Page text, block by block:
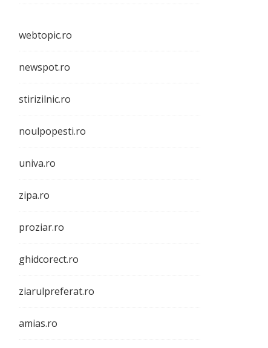
webtopic.ro
newspot.ro
stirizilnic.ro
noulpopesti.ro
univa.ro
zipa.ro
proziar.ro
ghidcorect.ro
ziarulpreferat.ro
amias.ro